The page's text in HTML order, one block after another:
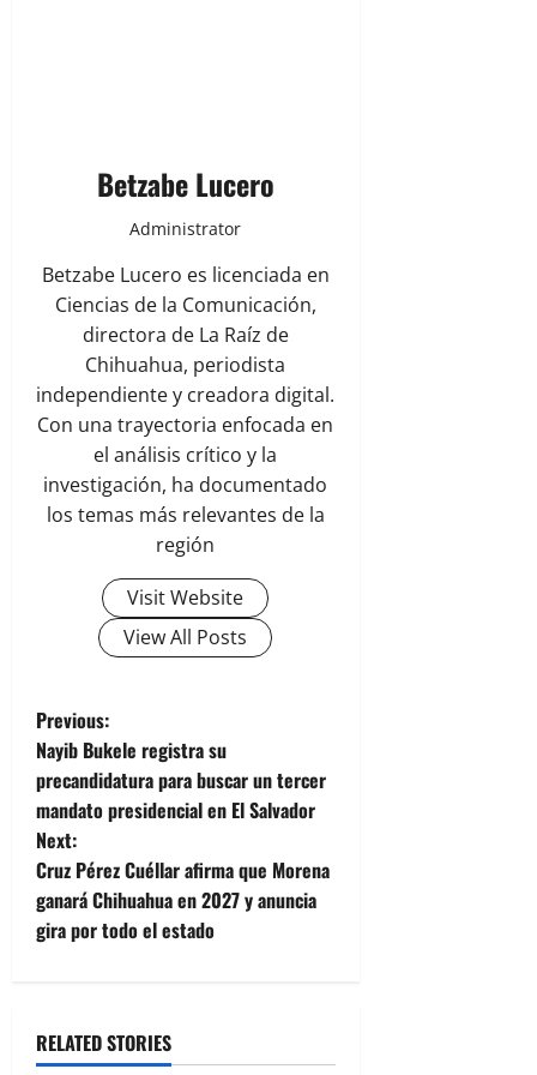
Betzabe Lucero
Administrator
Betzabe Lucero es licenciada en
Ciencias de la Comunicación,
directora de La Raíz de
Chihuahua, periodista
independiente y creadora digital.
Con una trayectoria enfocada en
el análisis crítico y la
investigación, ha documentado
los temas más relevantes de la
región
Visit Website
View All Posts
P
o
s
t
n
v
Previous:
Nayib Bukele registra su
precandidatura para buscar un tercer
mandato presidencial en El Salvador
Next:
Cruz Pérez Cuéllar afirma que Morena
ganará Chihuahua en 2027 y anuncia
gira por todo el estado
RELATED STORIES